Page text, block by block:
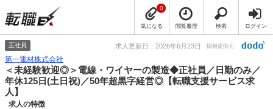
気になる
0
閲覧履歴 検索 ログイン
正社員 求人更新日：2026年6月23日 情報提供元
第一電材株式会社
＜未経験歓迎◎＞電線・ワイヤーの製造◆正社員／日勤のみ／
年休125日(土日祝)／50年超黒字経営◎【転職支援サービス求
人】
求人の特徴